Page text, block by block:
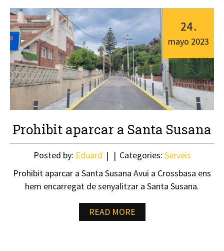
Prohibit aparcar a Santa Susana
24.
mayo 2023
Posted by: Eduard Categories: Serveis
Prohibit aparcar a Santa Susana Avui a Crossbasa ens
hem encarregat de senyalitzar a Santa Susana.
READ MORE